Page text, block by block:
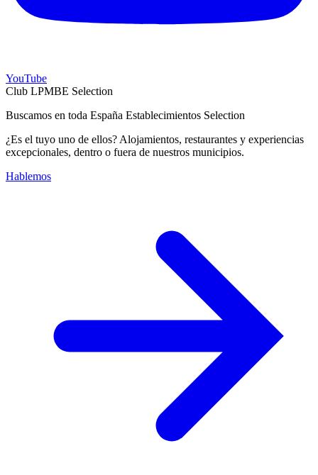
YouTube
Club LPMBE Selection
Buscamos en toda España Establecimientos Selection
¿Es el tuyo uno de ellos? Alojamientos, restaurantes y experiencias
excepcionales, dentro o fuera de nuestros municipios.
Hablemos